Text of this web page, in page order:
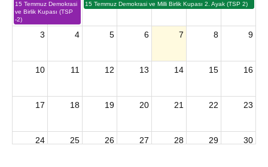
15 Temmuz Demokrasi
ve Birlik Kupası (TSP
-2)
15 Temmuz Demokrasi ve Milli Birlik Kupası 2. Ayak (TSP 2)
3 4 5 6 7 8 9
10 11 12 13 14 15 16
17 18 19 20 21 22 23
24 25 26 27 28 29 30